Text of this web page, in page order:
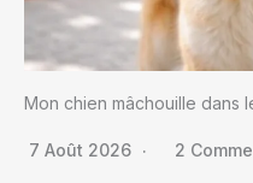
Mon chien mâchouille dans
7 Août 2026 2